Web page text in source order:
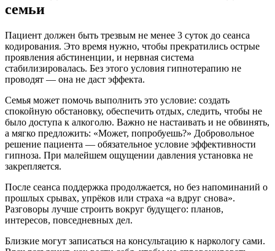
семьи
Пациент должен быть трезвым не менее 3 суток до сеанса
кодирования. Это время нужно, чтобы прекратились острые
проявления абстиненции, и нервная система
стабилизировалась. Без этого условия гипнотерапию не
проводят — она не даст эффекта.
Семья может помочь выполнить это условие: создать
спокойную обстановку, обеспечить отдых, следить, чтобы не
было доступа к алкоголю. Важно не настаивать и не обвинять,
а мягко предложить: «Может, попробуешь?» Добровольное
решение пациента — обязательное условие эффективности
гипноза. При малейшем ощущении давления установка не
закрепляется.
После сеанса поддержка продолжается, но без напоминаний о
прошлых срывах, упрёков или страха «а вдруг снова».
Разговоры лучше строить вокруг будущего: планов,
интересов, повседневных дел.
Близкие могут записаться на консультацию к наркологу сами.